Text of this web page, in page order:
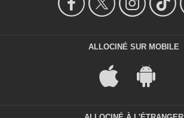
ALLOCINÉ SUR MOBILE